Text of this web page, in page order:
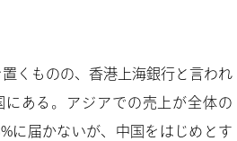
置くものの、香港上海銀行と言われ
にある。アジアでの売上が全体の
に届かないが、中国をはじめとす